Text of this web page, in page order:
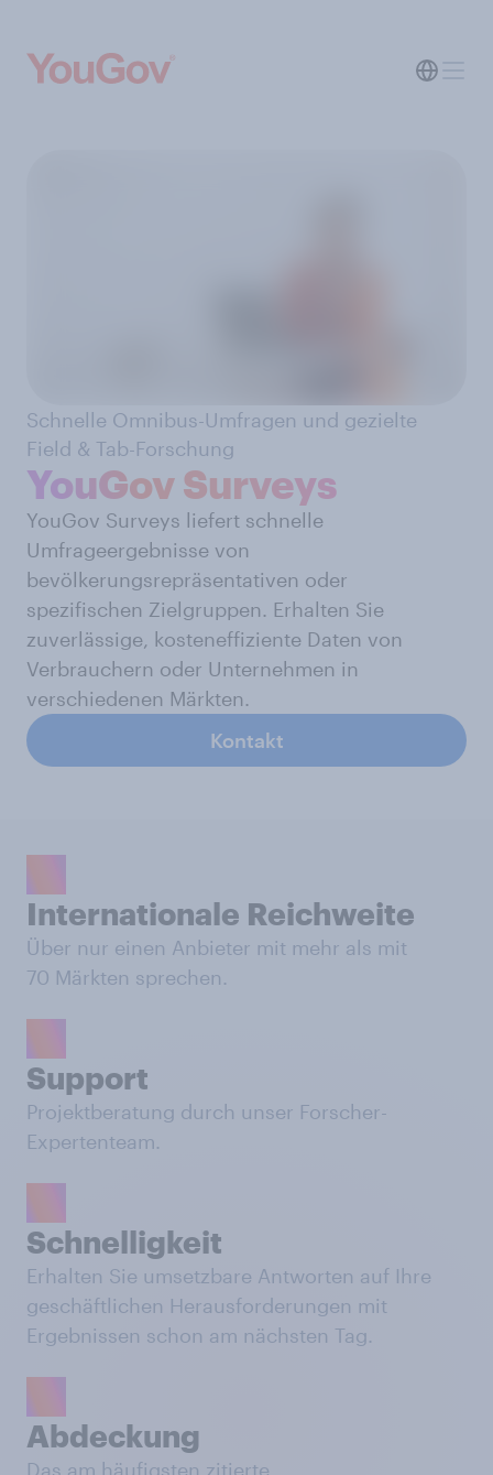
Schnelle Omnibus-Umfragen und gezielte
Field & Tab-Forschung
YouGov Surveys
YouGov Surveys liefert schnelle
Umfrageergebnisse von
bevölkerungsrepräsentativen oder
spezifischen Zielgruppen. Erhalten Sie
zuverlässige, kosteneffiziente Daten von
Verbrauchern oder Unternehmen in
verschiedenen Märkten.
Kontakt
Internationale Reichweite
Über nur einen Anbieter mit mehr als mit
70 Märkten sprechen.
Support
Projektberatung durch unser Forscher-
Expertenteam.
Schnelligkeit
Erhalten Sie umsetzbare Antworten auf Ihre
geschäftlichen Herausforderungen mit
Ergebnissen schon am nächsten Tag.
Abdeckung
Das am häufigsten zitierte